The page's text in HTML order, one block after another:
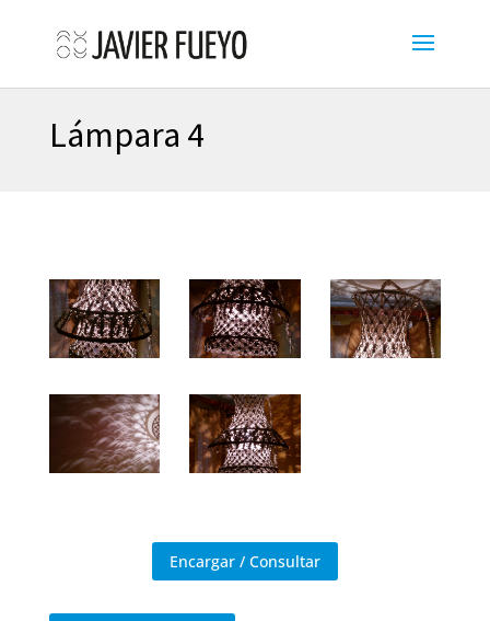
Lámpara 4
Encargar / Consultar